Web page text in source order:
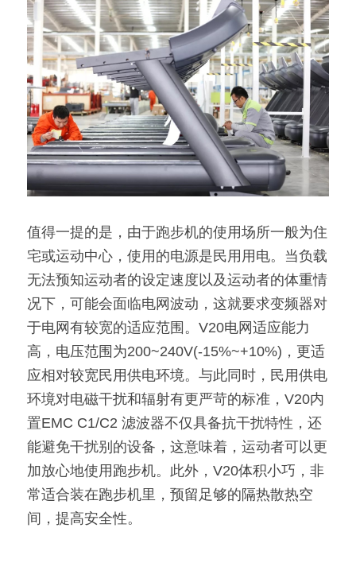
值得一提的是，由于跑步机的使用场所一般为住
宅或运动中心，使用的电源是民用用电。当负载
无法预知运动者的设定速度以及运动者的体重情
况下，可能会面临电网波动，这就要求变频器对
于电网有较宽的适应范围。V20电网适应能力
高，电压范围为200~240V(-15%~+10%)，更适
应相对较宽民用供电环境。与此同时，民用供电
环境对电磁干扰和辐射有更严苛的标准，V20内
置EMC C1/C2 滤波器不仅具备抗干扰特性，还
能避免干扰别的设备，这意味着，运动者可以更
加放心地使用跑步机。此外，V20体积小巧，非
常适合装在跑步机里，预留足够的隔热散热空
间，提高安全性。